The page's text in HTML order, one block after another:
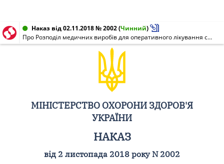
Наказ від 02.11.2018 № 2002(Чинний)
Про Розподіл медичних виробів для оперативного лікування судинно-мозкових захворювань, закуплених за кошти Державного бюджету України на 2017 рік
МІНІСТЕРСТВО ОХОРОНИ ЗДОРОВ'Я
УКРАЇНИ
НАКАЗ
від 2 листопада 2018 року N 2002